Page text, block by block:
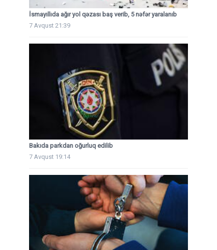
İsmayıllıda ağır yol qəzası baş verib, 5 nəfər yaralanıb
7 Avqust 21:39
Bakıda parkdan oğurluq edilib
7 Avqust 19:14